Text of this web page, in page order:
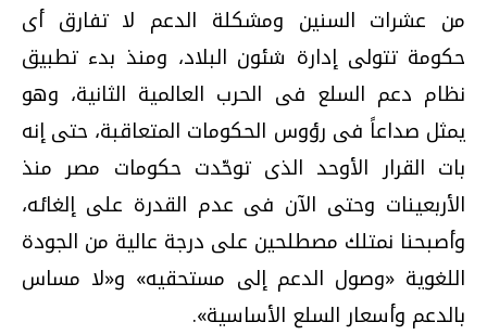
من عشرات السنين ومشكلة الدعم لا تفارق أى
حكومة تتولى إدارة شئون البلاد، ومنذ بدء تطبيق
نظام دعم السلع فى الحرب العالمية الثانية، وهو
يمثل صداعاً فى رؤوس الحكومات المتعاقبة، حتى إنه
بات القرار الأوحد الذى توحّدت حكومات مصر منذ
الأربعينات وحتى الآن فى عدم القدرة على إلغائه،
وأصبحنا نمتلك مصطلحين على درجة عالية من الجودة
اللغوية «وصول الدعم إلى مستحقيه» و«لا مساس
بالدعم وأسعار السلع الأساسية».